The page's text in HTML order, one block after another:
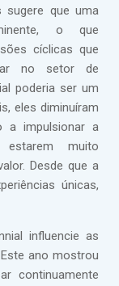
sugere que uma
o que
cíclicas que
no setor de
poderia ser um
eles diminuíram
a impulsionar a
muito
Desde que a
únicas,
influencie as
ano mostrou
continuamente